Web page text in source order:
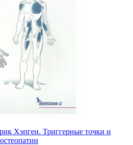
Хэпген. Триггерные точки и